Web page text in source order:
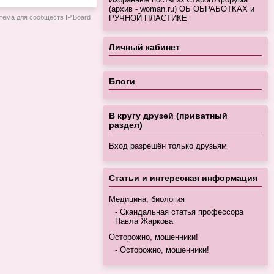
(архив - woman.ru) ОБ ОБРАБОТКАХ и
РУЧНОЙ ПЛАСТИКЕ
Личный кабинет
Блоги
В кругу друзей (приватный
раздел)
Вход разрешён только друзьям
Статьи и интересная информация
Медицина, биология
Скандальная статья профессора
Павла Жаркова
Осторожно, мошенники!
Осторожно, мошенники!
для сообществ IP.Board